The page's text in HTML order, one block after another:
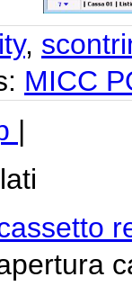
,
MICC
|